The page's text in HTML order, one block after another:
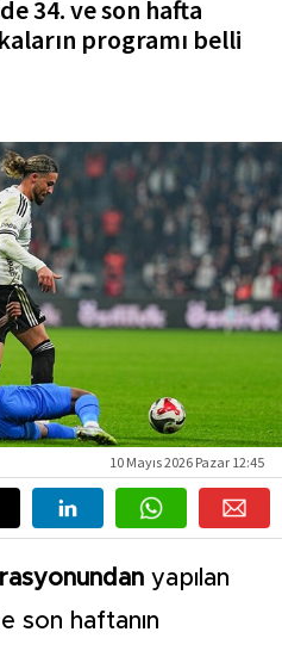
34. ve son hafta
programı belli
10 Mayıs 2026 Pazar 12:45
yapılan
son haftanın